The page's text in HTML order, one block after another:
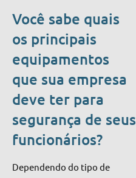
Você sabe quais
os principais
equipamentos
que sua empresa
deve ter para
segurança de seus
funcionários?
Dependendo do tipo de